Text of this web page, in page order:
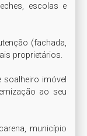
escolas e
(fachada,
proprietários.
soalheiro imóvel
ao seu
município